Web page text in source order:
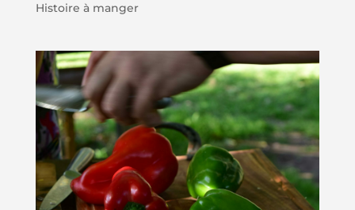
Histoire à manger